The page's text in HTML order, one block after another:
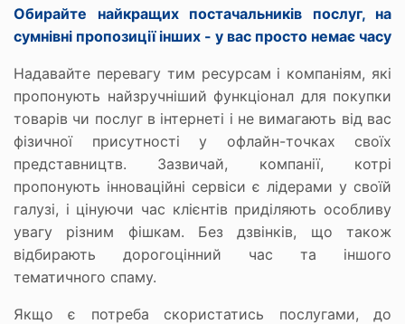
Обирайте найкращих постачальників послуг, на
сумнівні пропозиції інших - у вас просто немає часу
Надавайте перевагу тим ресурсам і компаніям, які
пропонують найзручніший функціонал для покупки
товарів чи послуг в інтернеті і не вимагають від вас
фізичної присутності у офлайн-точках своїх
представництв. Зазвичай, компанії, котрі
пропонують інноваційні сервіси є лідерами у своїй
галузі, і цінуючи час клієнтів приділяють особливу
увагу різним фішкам. Без дзвінків, що також
відбирають дорогоцінний час та іншого
тематичного спаму.
Якщо є потреба скористатись послугами, до